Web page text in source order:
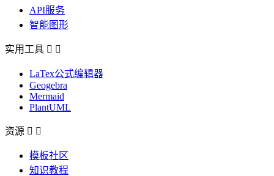
API服务
智能图形
实用工具  
LaTex公式编辑器
Geogebra
Mermaid
PlantUML
资源  
模板社区
知识教程